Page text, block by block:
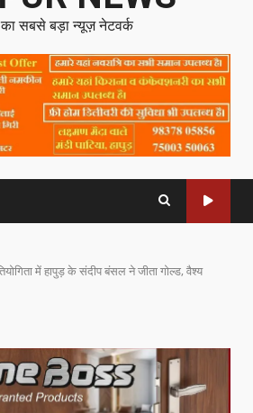
सबसे बड़ा न्यूज़ नेटवर्क
में हापुड़ के संदीप बंसल ने जीता गोल्ड, वैश्य